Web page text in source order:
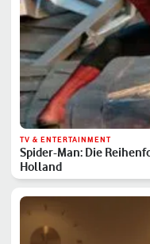
TV & ENTERTAINMENT
Spider-Man: Die
Holland